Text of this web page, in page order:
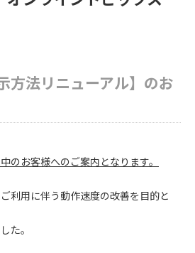
方法リニューアル】のお
のお客様へのご案内となります。
利用に伴う動作速度の改善を目的と
た。